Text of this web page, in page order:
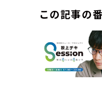
この記事の